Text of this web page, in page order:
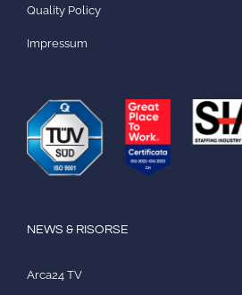
Quality Policy
Impressum
NEWS & RISORSE
Arca24 TV